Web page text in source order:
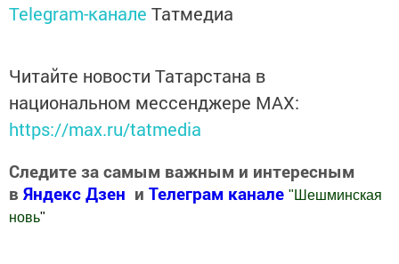
Telegram-канале Татмедиа
Читайте новости Татарстана в
национальном мессенджере MАХ:
https://max.ru/tatmedia
Следите за самым важным и интересным
в Яндекс Дзен и Телеграм канале " Шешминская
новь"